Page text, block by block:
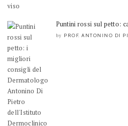
Puntini rossi sul petto:
by PROF. ANTONINO DI